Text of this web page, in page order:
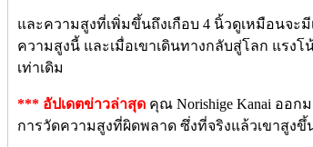
และความสูงที่เพิ่มขึ้นถึงเกือบ 4 นิ้วดูเหมือนจะ
ความสูงนี้ และเมื่อเขาเดินทางกลับสู่โลก แรง
เท่าเดิม
*** อัปเดตข่าวล่าสุด คุณ Norishige Kanai ออก
การวัดความสูงที่ผิดพลาด ซึ่งที่จริงแล้วเขาสูง